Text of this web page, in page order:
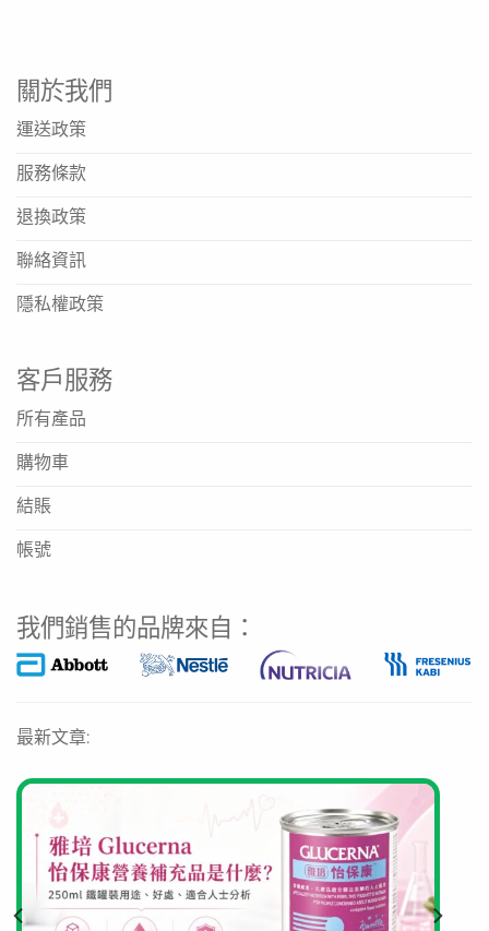
關於我們
運送政策
服務條款
退換政策
聯絡資訊
隱私權政策
客戶服務
所有產品
購物車
結賬
帳號
我們銷售的品牌來自：
最新文章: